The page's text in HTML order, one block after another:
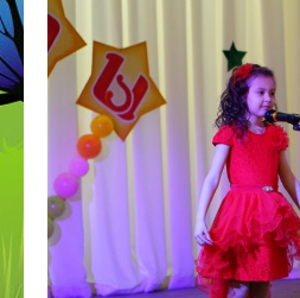
Приём в 1 класс
Дополнительное образование
ВСОКО
Организация питания в СП
Наставничество
Космос